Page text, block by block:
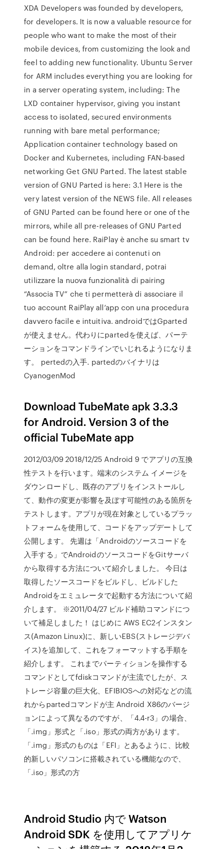
XDA Developers was founded by developers,
for developers. It is now a valuable resource for
people who want to make the most of their
mobile devices, from customizing the look and
feel to adding new functionality. Ubuntu Server
for ARM includes everything you are looking for
in a server operating system, including: The
LXD container hypervisor, giving you instant
access to isolated, secured environments
running with bare metal performance;
Application container technology based on
Docker and Kubernetes, including FAN-based
networking Get GNU Parted. The latest stable
version of GNU Parted is here: 3.1 Here is the
very latest version of the NEWS file. All releases
of GNU Parted can be found here or one of the
mirrors, while all pre-releases of GNU Parted
can be found here. RaiPlay è anche su smart tv
Android: per accedere ai contenuti on
demand, oltre alla login standard, potrai
utilizzare la nuova funzionalità di pairing
“Associa TV” che ti permetterà di associare il
tuo account RaiPlay all’app con una procedura
davvero facile e intuitiva. androidではGparted
が使えません。代わりにpartedを使えば、パーテ
ーションをコマンドラインでいじれるようになりま
す。 pertedの入手. partedのバイナリは
CyanogenMod
Download TubeMate apk 3.3.3
for Android. Version 3 of the
official TubeMate app
2012/03/09 2018/12/25 Android 9 でアプリの互換
性テストを行います。端末のシステム イメージを
ダウンロードし、既存のアプリをインストールし
て、動作の変更が影響を及ぼす可能性のある箇所を
テストします。アプリが現在対象としているプラッ
トフォームを使用して、コードをアップデートして
公開します。 先週は「Androidのソースコードを
入手する」でAndroidのソースコードをGitサーバ
から取得する方法について紹介しました。 今日は
取得したソースコードをビルドし、ビルドした
Androidをエミュレータで起動する方法について紹
介します。 ※2011/04/27 ビルド補助コマンドにつ
いて補足しました！ はじめに AWS EC2インスタン
ス(Amazon Linux)に、新しいEBS(ストレージデバ
イス)を追加して、これをフォーマットする手順を
紹介します。 これまでパーティションを操作する
コマンドとしてfdiskコマンドが主流でしたが、ス
トレージ容量の巨大化、EFIBIOSへの対応などの流
れからpartedコマンドが主 Android X86のバージ
ョンによって異なるのですが、「4.4-r3」の場合、
「.img」形式と「.iso」形式の両方があります。
「.img」形式のものは「EFI」とあるように、比較
的新しいパソコンに搭載されている機能なので、
「.iso」形式の方
Android Studio 内で Watson
Android SDK を使用してアプリケ